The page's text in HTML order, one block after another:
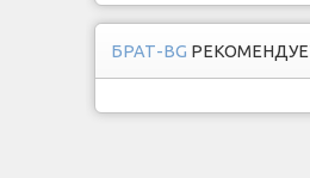
БРАТ-BG